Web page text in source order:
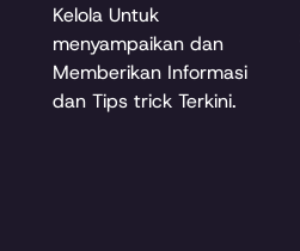
Kelola Untuk
menyampaikan dan
Memberikan Informasi
dan Tips trick Terkini.